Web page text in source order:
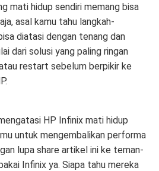
mati hidup sendiri memang bisa
asal kamu tahu langkah-
diatasi dengan tenang dan
dari solusi yang paling ringan
restart sebelum berpikir ke
HP Infinix mati hidup
untuk mengembalikan performa
lupa share artikel ini ke teman-
Infinix ya. Siapa tahu mereka